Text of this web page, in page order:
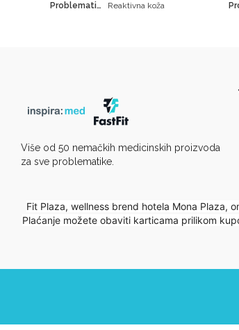
Problematike:
Reaktivna koža
Više od 50 nemačkih medicinskih proizvoda
za sve problematike.
Fit Plaza, wellness brend hotela Mona Plaza,
Plaćanje možete obaviti karticama prilikom